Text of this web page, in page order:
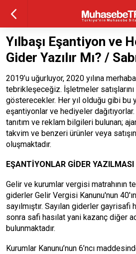
Yılbaşı Eşantiyon ve
Gider Yazılır Mı? /
2019’u uğurluyor, 2020 yılına
tebrikleşeceğiz. İşletmeler
gösterecekler. Her yıl olduğu gibi bu
eşantiyonlar ve hediyeler
tanıtım ve reklam bilgileri bulunan;
takvim ve benzeri ürünler veya
oluşmaktadır.
EŞANTİYONLAR GİDER YAZILMASI
Gelir ve kurumlar vergisi matrahının
giderler Gelir Vergisi Kanunu'nun
sayılmıştır. Sayılan giderler
sonra safi hasılat yani kazanç diğer
bulunmaktadır.
Kurumlar Kanunu’nun 6’ncı